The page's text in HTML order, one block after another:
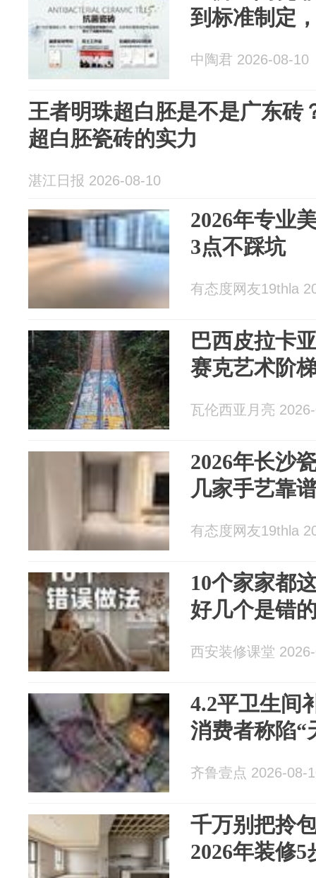
到标准制定
中陶君 2026-08-10
王者明珠超白胚是不是广东砖
超白胚瓷砖的实力
湛江日报 2026-08-10
2026年专业
3点不踩坑
有态度网友19thla
巴西皮拉卡
赛克艺术阶
瓦伦西亚月亮
2026年长沙
几家手艺靠
有态度网友19thla
10个家家都
好几个是错
西安装修课堂
4.2平卫生间
消费者称陷“
齐鲁壹点 2026-08-
千万别把拎
2026年装修